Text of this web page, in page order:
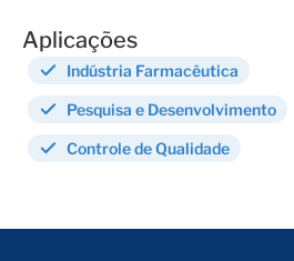
Aplicações
Indústria Farmacêutica
Pesquisa e Desenvolvimento
Controle de Qualidade